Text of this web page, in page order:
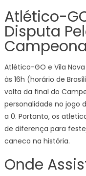
Atlético-
Disputa
Atlético-GO e Vila
às 16h (horário de
volta da final do
personalidade no jogo
a 0. Portanto, os
de diferença para
caneco na história.
Onde